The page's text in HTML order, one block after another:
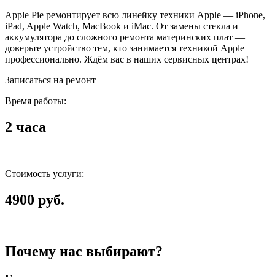
Apple Pie ремонтирует всю линейку техники Apple — iPhone,
iPad, Apple Watch, MacBook и iMac. От замены стекла и
аккумулятора до сложного ремонта материнских плат —
доверьте устройство тем, кто занимается техникой Apple
профессионально. Ждём вас в наших сервисных центрах!
Записаться на ремонт
Время работы:
2 часа
Стоимость услуги:
4900 руб.
Почему нас выбирают?